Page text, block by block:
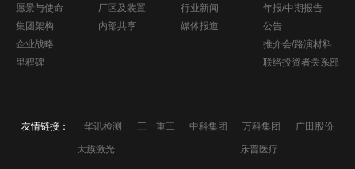
愿景与使命
集团架构
企业战略
里程碑
厂区及装置
内部共享
行业新闻
媒体报道
年报/中期报告
公告
推介会/路演材料
联络投资者关系部
友情链接： 华讯检测 三一重工 中科集团 万科集团 广田股份
大族激光 乐普医疗